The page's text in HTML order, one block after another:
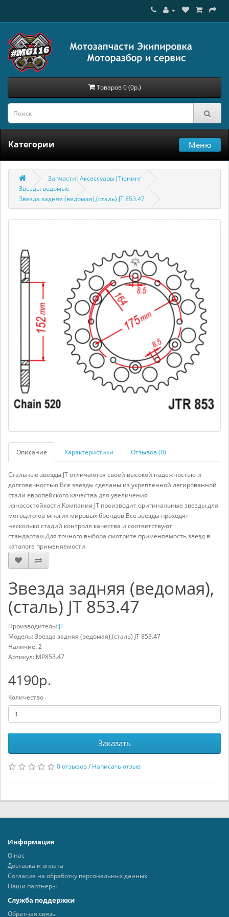
Товаров 0 (0р.)
Категории Меню
Запчасти|Аксессуары|Тюнинг
Звезды ведомые
Звезда задняя (ведомая),(сталь) JT 853.47
Описание Характеристики Отзывов (0)
Стальные звезды JT отличаются своей высокой надежностью и
долговечностью.Все звезды сделаны из укрепленной легированной
стали европейского качества для увеличения
износостойкости.Компания JT производит оригинальные звезды для
мотоциклов многих мировых брендов.Все звезды проходят
несколько стадий контроля качества и соответствуют
стандартам.Для точного выбора смотрите применяемость звезд в
каталоге применяемости
Звезда задняя (ведомая),
(сталь) JT 853.47
Производитель: JT
Модель: Звезда задняя (ведомая),(сталь) JT 853.47
Наличие: 2
Артикул: MP853.47
4190р.
Количество
Заказать
0 отзывов/ Написать отзыв
Информация
О нас
Доставка и оплата
Согласие на обработку персональных данных
Наши партнеры
Служба поддержки
Обратная связь